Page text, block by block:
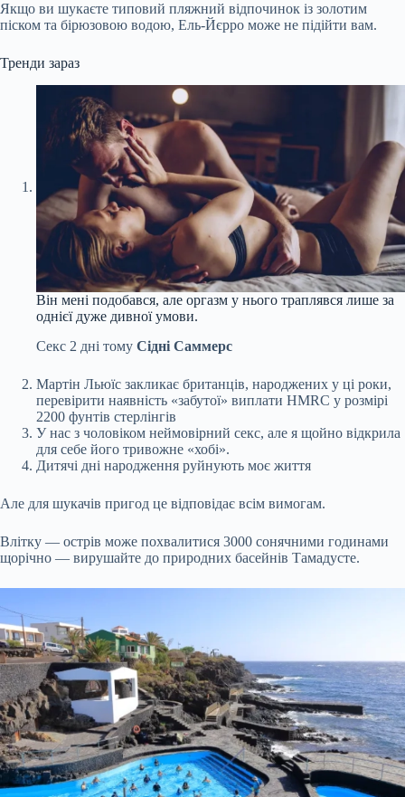
Якщо ви шукаєте типовий пляжний відпочинок із золотим
піском та бірюзовою водою, Ель-Йєрро може не підійти вам.
Тренди зараз
Він мені подобався, але оргазм у нього траплявся лише за
однієї дуже дивної умови.
Секс 2 дні тому Сідні Саммерс
Мартін Льюїс закликає британців, народжених у ці роки,
перевірити наявність «забутої» виплати HMRC у розмірі
2200 фунтів стерлінгів
У нас з чоловіком неймовірний секс, але я щойно відкрила
для себе його тривожне «хобі».
Дитячі дні народження руйнують моє життя
Але для шукачів пригод це відповідає всім вимогам.
Влітку — острів може похвалитися 3000 сонячними годинами
щорічно — вирушайте до природних басейнів Тамадусте.